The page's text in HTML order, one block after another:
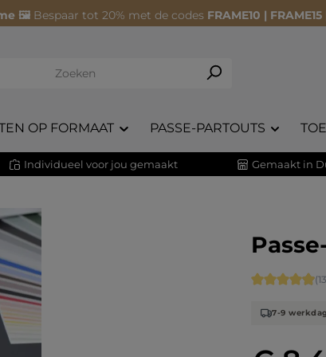
🖼️ Bespaar tot 20% met de codes FRAME10 |
OP FORMAAT PASSE-PARTOUTS
Individueel voor jou gemaakt Gemaakt in
Normale
Gemiddelde
7-9